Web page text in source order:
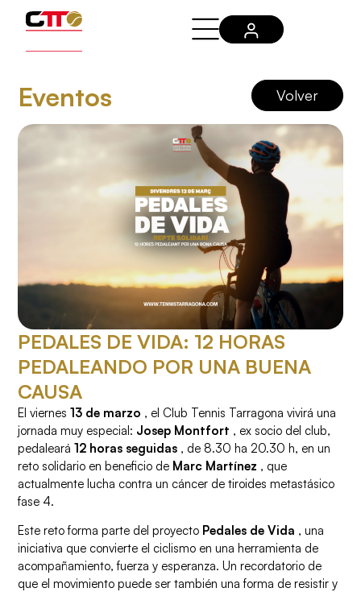
Eventos Volver
PEDALES DE VIDA: 12 HORAS
PEDALEANDO POR UNA BUENA
CAUSA
El viernes13 de marzo , el Club Tennis Tarragona vivirá una
jornada muy especial: Josep Montfort , ex socio del club,
pedaleará12 horas seguidas , de 8.30 ha 20.30 h, en un
reto solidario en beneficio de Marc Martínez , que
actualmente lucha contra un cáncer de tiroides metastásico
fase 4.
Este reto forma parte del proyecto Pedales de Vida , una
iniciativa que convierte el ciclismo en una herramienta de
acompañamiento, fuerza y ​​esperanza. Un recordatorio de
que el movimiento puede ser también una forma de resistir y